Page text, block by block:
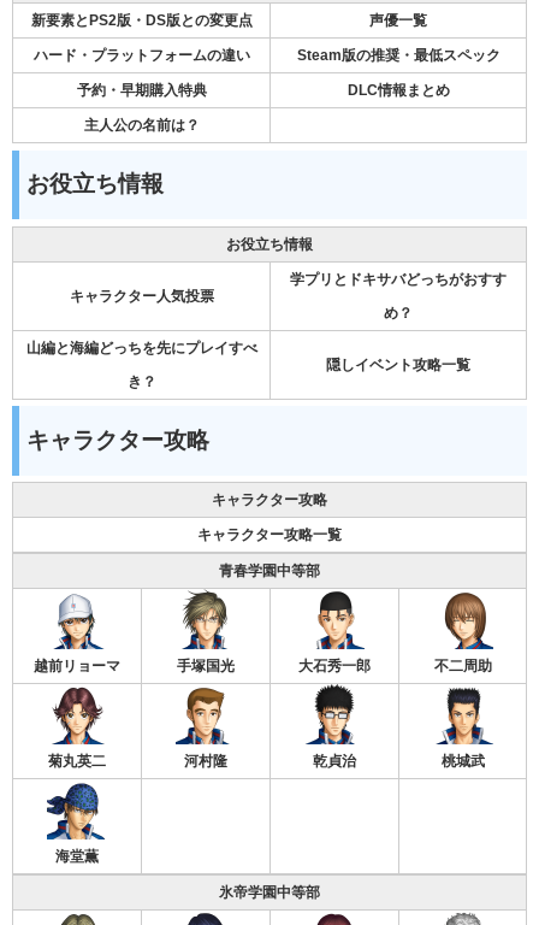
新要素とPS2版・DS版との変更点 声優一覧
ハード・プラットフォームの違い Steam版の推奨・最低スペック
予約・早期購入特典 DLC情報まとめ
主人公の名前は？
お役立ち情報
お役立ち情報
キャラクター人気投票
学プリとドキサバどっちがおすす
め？
山編と海編どっちを先にプレイすべ
き？
隠しイベント攻略一覧
キャラクター攻略
キャラクター攻略
キャラクター攻略一覧
青春学園中等部
越前リョーマ 手塚国光 大石秀一郎 不二周助
菊丸英二 河村隆 乾貞治 桃城武
海堂薫
氷帝学園中等部